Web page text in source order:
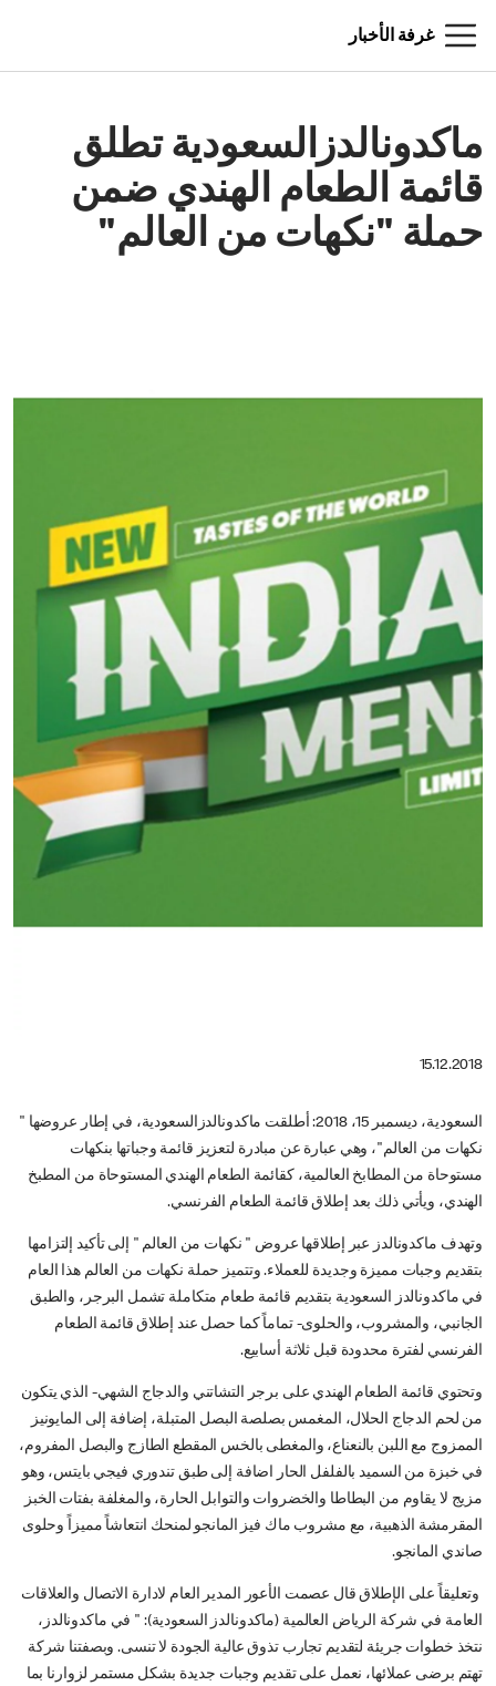
غرفة الأخبار
ماكدونالدزالسعودية تطلق
قائمة الطعام الهندي ضمن
حملة "نكهات من العالم"
15.12.2018
السعودية، ديسمبر 15، 2018: أطلقت ماكدونالدزالسعودية، في إطار عروضها "
نكهات من العالم"، وهي عبارة عن مبادرة لتعزيز قائمة وجباتها بنكهات
مستوحاة من المطابخ العالمية، كقائمة الطعام الهندي المستوحاة من المطبخ
الهندي، ويأتي ذلك بعد إطلاق قائمة الطعام الفرنسي.
وتهدف ماكدونالدز عبر إطلاقها عروض " نكهات من العالم " إلى تأكيد إلتزامها
بتقديم وجبات مميزة وجديدة للعملاء. وتتميز حملة نكهات من العالم هذا العام
في ماكدونالدز السعودية بتقديم قائمة طعام متكاملة تشمل البرجر، والطبق
الجانبي، والمشروب، والحلوى- تماماً كما حصل عند إطلاق قائمة الطعام
الفرنسي لفترة محدودة قبل ثلاثة أسابيع.
وتحتوي قائمة الطعام الهندي على برجر التشاتني والدجاج الشهي- الذي يتكون
من لحم الدجاج الحلال، المغمس بصلصة البصل المتبلة، إضافة إلى المايونيز
الممزوج مع اللبن بالنعناع، والمغطى بالخس المقطع الطازج والبصل المفروم،
في خبزة من السميد بالفلفل الحار اضافة إلى طبق تندوري فيجي بايتس، وهو
مزيج لا يقاوم من البطاطا والخضروات والتوابل الحارة، والمغلفة بفتات الخبز
المقرمشة الذهبية، مع مشروب ماك فيز المانجو لمنحك انتعاشاً مميزاً وحلوى
صاندي المانجو.
وتعليقاً على الإطلاق قال عصمت الأعور المدير العام لادارة الاتصال والعلاقات
العامة في شركة الرياض العالمية (ماكدونالدز السعودية): " في ماكدونالدز،
نتخذ خطوات جريئة لتقديم تجارب تذوق عالية الجودة لا تنسى. وبصفتنا شركة
تهتم برضى عملائها، نعمل على تقديم وجبات جديدة بشكل مستمر لزوارنا بما